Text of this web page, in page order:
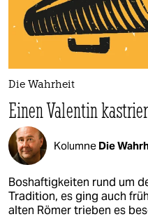
nord
wahrheit
verlag
veranstaltungen
shop
fragen & hilfe
Die Wahrheit
Einen Valentin
Kolumne Die
Boshaftigkeiten rund um
Tradition, es ging auch
alten Römer trieben es